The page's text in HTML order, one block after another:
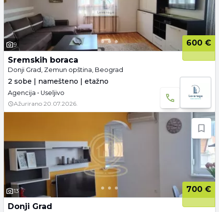
9
600 €
Sremskih boraca
Donji Grad, Zemun opština, Beograd
2 sobe | namešteno | etažno
Agencija • Useljivo
Ažurirano 20.07.2026.
13
700 €
Donji Grad